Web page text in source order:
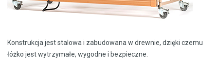
Konstrukcja jest stalowa i zabudowana w drewnie, dzięki czemu
łóżko jest wytrzymałe, wygodne i bezpieczne.